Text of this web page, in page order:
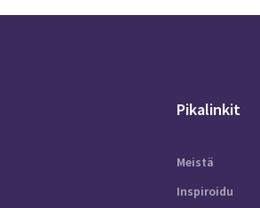
Pikalinkit
Meistä
Inspiroidu